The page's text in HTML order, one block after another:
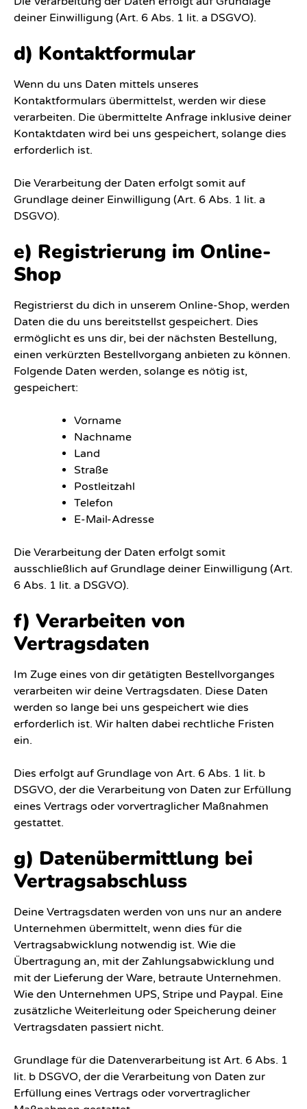
deiner Einwilligung (Art. 6 Abs. 1 lit. a DSGVO).
d) Kontaktformular
Wenn du uns Daten mittels unseres
Kontaktformulars übermittelst, werden wir diese
verarbeiten. Die übermittelte Anfrage inklusive deiner
Kontaktdaten wird bei uns gespeichert, solange dies
erforderlich ist.
Die Verarbeitung der Daten erfolgt somit auf
Grundlage deiner Einwilligung (Art. 6 Abs. 1 lit. a
DSGVO).
e) Registrierung im Online-
Shop
Registrierst du dich in unserem Online-Shop, werden
Daten die du uns bereitstellst gespeichert. Dies
ermöglicht es uns dir, bei der nächsten Bestellung,
einen verkürzten Bestellvorgang anbieten zu können.
Folgende Daten werden, solange es nötig ist,
gespeichert:
Vorname
Nachname
Land
Straße
Postleitzahl
Telefon
E-Mail-Adresse
Die Verarbeitung der Daten erfolgt somit
ausschließlich auf Grundlage deiner Einwilligung (Art.
6 Abs. 1 lit. a DSGVO).
f) Verarbeiten von
Vertragsdaten
Im Zuge eines von dir getätigten Bestellvorganges
verarbeiten wir deine Vertragsdaten. Diese Daten
werden so lange bei uns gespeichert wie dies
erforderlich ist. Wir halten dabei rechtliche Fristen
ein.
Dies erfolgt auf Grundlage von Art. 6 Abs. 1 lit. b
DSGVO, der die Verarbeitung von Daten zur Erfüllung
eines Vertrags oder vorvertraglicher Maßnahmen
gestattet.
g) Datenübermittlung bei
Vertragsabschluss
Deine Vertragsdaten werden von uns nur an andere
Unternehmen übermittelt, wenn dies für die
Vertragsabwicklung notwendig ist. Wie die
Übertragung an, mit der Zahlungsabwicklung und
mit der Lieferung der Ware, betraute Unternehmen.
Wie den Unternehmen UPS, Stripe und Paypal. Eine
zusätzliche Weiterleitung oder Speicherung deiner
Vertragsdaten passiert nicht.
Grundlage für die Datenverarbeitung ist Art. 6 Abs. 1
lit. b DSGVO, der die Verarbeitung von Daten zur
Erfüllung eines Vertrags oder vorvertraglicher